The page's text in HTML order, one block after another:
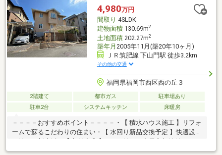
1700ｍ西の丘中央公園 約400ｍ弊社の営業時間内であれば、い
つでもご見学可能です。お気軽にお問合せ下さいませ。
4,980万円
間取り 4SLDK
建物面積130.69m2
土地面積202.27m2
築年月 2005年11月(築20年10ヶ月)
ＪＲ筑肥線 下山門駅 徒歩3.2km
その他の交通
福岡県福岡市西区西の丘３
2階建て 都市ガス
駐車場あり
駐車2台
システムキッチン 床暖房
－－－－おすすめポイント－－－－・【 積水ハウス施工 】リフォ
ームで蘇るこだわりの住まい・【 水回り新品交換予定 】快適設備
4LDK・【 サンルーム付き 】天候を気にせずお洗濯可能・【 エネ